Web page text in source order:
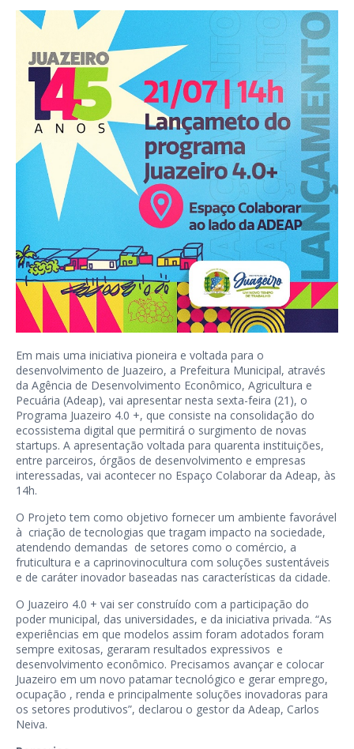
Em mais uma iniciativa pioneira e voltada para o
desenvolvimento de Juazeiro, a Prefeitura Municipal, através
da Agência de Desenvolvimento Econômico, Agricultura e
Pecuária (Adeap), vai apresentar nesta sexta-feira (21), o
Programa Juazeiro 4.0 +, que consiste na consolidação do
ecossistema digital que permitirá o surgimento de novas
startups. A apresentação voltada para quarenta instituições,
entre parceiros, órgãos de desenvolvimento e empresas
interessadas, vai acontecer no Espaço Colaborar da Adeap, às
14h.
O Projeto tem como objetivo fornecer um ambiente favorável
à criação de tecnologias que tragam impacto na sociedade,
atendendo demandas de setores como o comércio, a
fruticultura e a caprinovinocultura com soluções sustentáveis
e de caráter inovador baseadas nas características da cidade.
O Juazeiro 4.0 + vai ser construído com a participação do
poder municipal, das universidades, e da iniciativa privada. “As
experiências em que modelos assim foram adotados foram
sempre exitosas, geraram resultados expressivos e
desenvolvimento econômico. Precisamos avançar e colocar
Juazeiro em um novo patamar tecnológico e gerar emprego,
ocupação , renda e principalmente soluções inovadoras para
os setores produtivos”, declarou o gestor da Adeap, Carlos
Neiva.